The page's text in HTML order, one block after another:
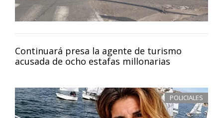
Continuará presa la agente de turismo
acusada de ocho estafas millonarias
POLICIALES